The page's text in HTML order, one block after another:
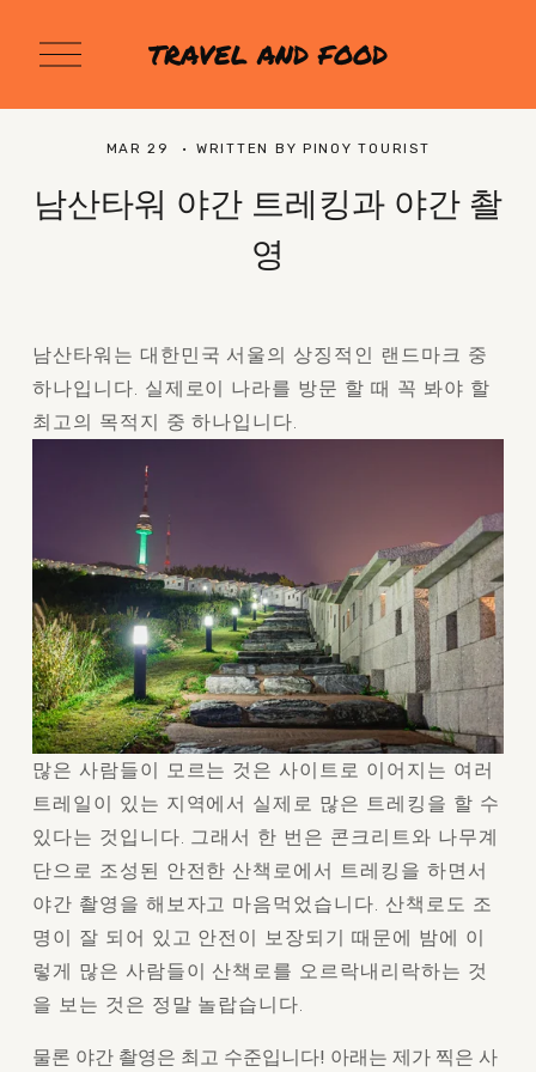
O
p
n
u
TRAVEL AND FOOD
남산타워 야간 트레킹과 야간 촬
영
MAR 29 WRITTEN BY PINOY TOURIST
남산타워는 대한민국 서울의 상징적인 랜드마크 중
하나입니다. 실제로이 나라를 방문 할 때 꼭 봐야 할
최고의 목적지 중 하나입니다.
많은 사람들이 모르는 것은 사이트로 이어지는 여러
트레일이 있는 지역에서 실제로 많은 트레킹을 할 수
있다는 것입니다. 그래서 한 번은 콘크리트와 나무계
단으로 조성된 안전한 산책로에서 트레킹을 하면서
야간 촬영을 해보자고 마음먹었습니다. 산책로도 조
명이 잘 되어 있고 안전이 보장되기 때문에 밤에 이
렇게 많은 사람들이 산책로를 오르락내리락하는 것
을 보는 것은 정말 놀랍습니다.
물론 야간 촬영은 최고 수준입니다! 아래는 제가 찍은 사